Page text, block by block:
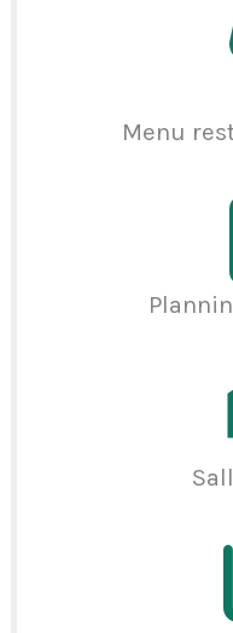
Menu